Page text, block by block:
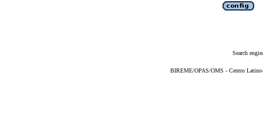
Search
BIREME/OPAS/OMS - Centro Latino-